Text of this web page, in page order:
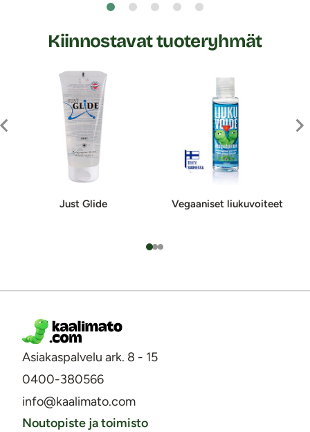
Kiinnostavat tuoteryhmät
Just Glide Vegaaniset liukuvoiteet
Asiakaspalvelu ark. 8 - 15
0400-380566
info@kaalimato.com
Noutopiste ja toimisto